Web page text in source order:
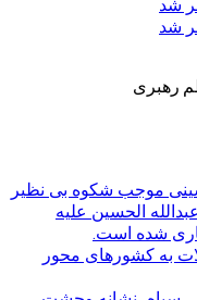
شد
شد
رهبری
موجب شکوه بی نظیر
الحسین علیه
شده است.
به کشورهای محور